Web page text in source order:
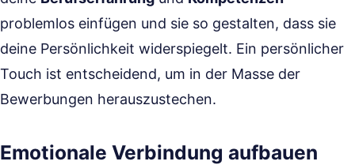
problemlos einfügen und sie so gestalten, dass sie
deine Persönlichkeit widerspiegelt. Ein persönlicher
Touch ist entscheidend, um in der Masse der
Bewerbungen herauszustechen.
Emotionale Verbindung aufbauen